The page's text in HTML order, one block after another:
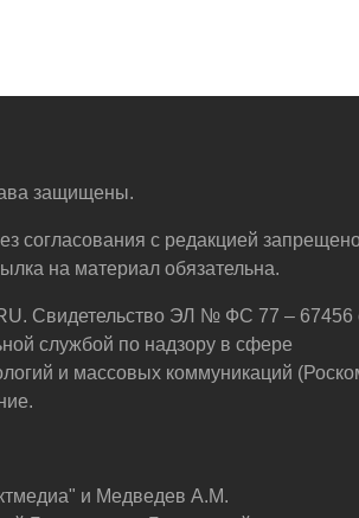
защищены.
согласования с редакцией
на материал обязательна.
Свидетельство ЭЛ № ФС 77 – 67456
службой по надзору в сфере
и массовых коммуникаций
и Медведев А.М.